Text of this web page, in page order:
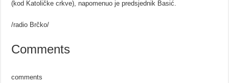
(kod Katoličke crkve), napomenuo je predsjednik Basić.
/radio Brčko/
Comments
comments